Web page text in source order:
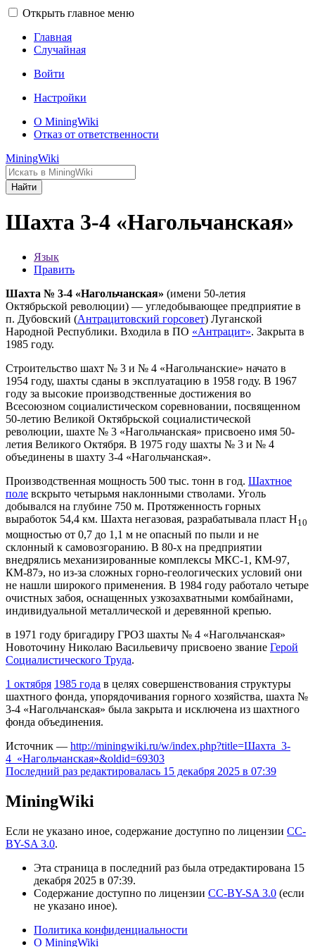
Открыть главное меню
Главная
Случайная
Войти
Настройки
О MiningWiki
Отказ от ответственности
MiningWiki
Найти
Шахта 3-4 «Нагольчанская»
Язык
Править
Шахта № 3-4 «Нагольчанская» (имени 50-летия
Октябрьской революции) — угледобывающее предприятие в
п. Дубовский (Антрацитовский горсовет) Луганской
Народной Республики. Входила в ПО «Антрацит». Закрыта в
1985 году.
Строительство шахт № 3 и № 4 «Нагольчанские» начато в
1954 году, шахты сданы в эксплуатацию в 1958 году. В 1967
году за высокие производственные достижения во
Всесоюзном социалистическом соревновании, посвященном
50-летию Великой Октябрьской социалистической
революции, шахте № 3 «Нагольчанская» присвоено имя 50-
летия Великого Октября. В 1975 году шахты № 3 и № 4
объединены в шахту 3-4 «Нагольчанская».
Производственная мощность 500 тыс. тонн в год. Шахтное
поле вскрыто четырьмя наклонными стволами. Уголь
добывался на глубине 750 м. Протяженность горных
выработок 54,4 км. Шахта негазовая, разрабатывала пласт Н10
мощностью от 0,7 до 1,1 м не опасный по пыли и не
склонный к самовозгоранию. В 80-х на предприятии
внедрялись механизированные комплексы МКС-1, КМ-97,
КМ-87э, но из-за сложных горно-геологических условий они
не нашли широкого применения. В 1984 году работало четыре
очистных забоя, оснащенных узкозахватными комбайнами,
индивидуальной металлической и деревянной крепью.
в 1971 году бригадиру ГРОЗ шахты № 4 «Нагольчанская»
Новоточину Николаю Васильевичу присвоено звание Герой
Социалистического Труда.
1 октября 1985 года в целях совершенствования структуры
шахтного фонда, упорядочивания горного хозяйства, шахта №
3-4 «Нагольчанская» была закрыта и исключена из шахтного
фонда объединения.
Источник — http://miningwiki.ru/w/index.php?title=Шахта_3-
4_«Нагольчанская»&oldid=69303
Последний раз редактировалась 15 декабря 2025 в 07:39
MiningWiki
Если не указано иное, содержание доступно по лицензии CC-
BY-SA 3.0.
Эта страница в последний раз была отредактирована 15
декабря 2025 в 07:39.
Содержание доступно по лицензии CC-BY-SA 3.0 (если
не указано иное).
Политика конфиденциальности
О MiningWiki